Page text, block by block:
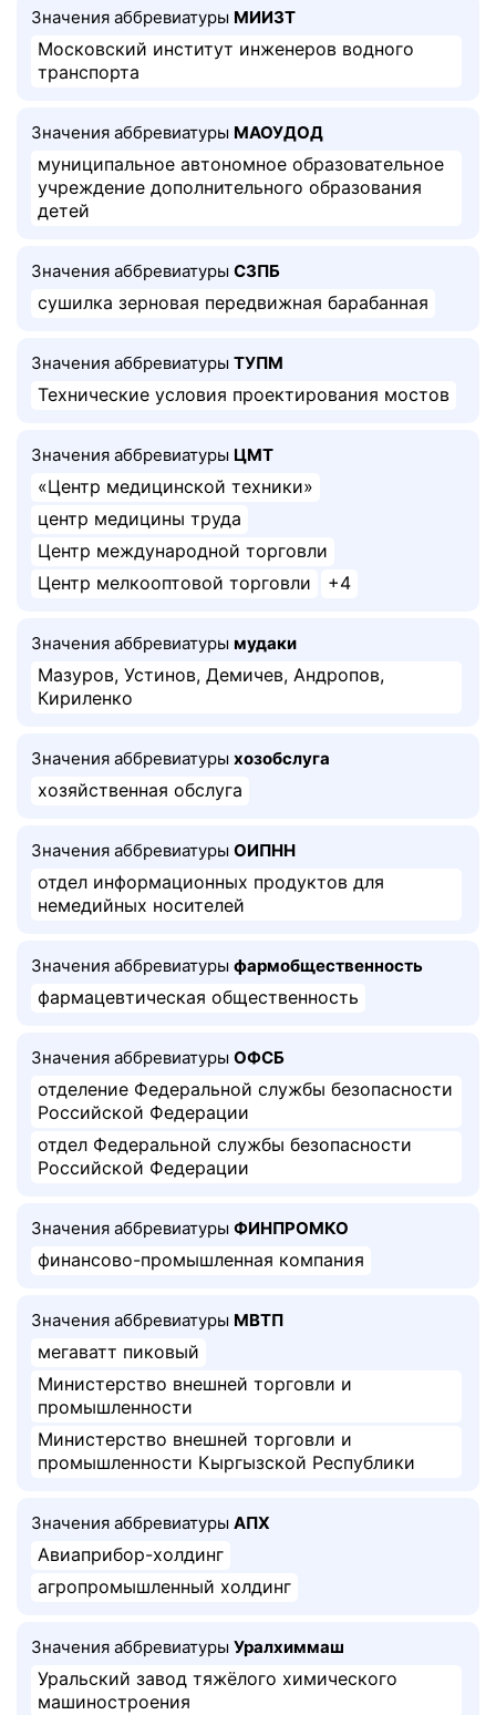
Значения аббревиатуры МИИЗТ
Московский институт инженеров водного
транспорта
Значения аббревиатуры МАОУДОД
муниципальное автономное образовательное
учреждение дополнительного образования
детей
Значения аббревиатуры СЗПБ
сушилка зерновая передвижная барабанная
Значения аббревиатуры ТУПМ
Технические условия проектирования мостов
Значения аббревиатуры ЦМТ
«Центр медицинской техники»
центр медицины труда
Центр международной торговли
Центр мелкооптовой торговли
+4
Значения аббревиатуры мудаки
Мазуров, Устинов, Демичев, Андропов,
Кириленко
Значения аббревиатуры хозобслуга
хозяйственная обслуга
Значения аббревиатуры ОИПНН
отдел информационных продуктов для
немедийных носителей
Значения аббревиатуры фармобщественность
фармацевтическая общественность
Значения аббревиатуры ОФСБ
отделение Федеральной службы безопасности
Российской Федерации
отдел Федеральной службы безопасности
Российской Федерации
Значения аббревиатуры ФИНПРОМКО
финансово-промышленная компания
Значения аббревиатуры МВТП
мегаватт пиковый
Министерство внешней торговли и
промышленности
Министерство внешней торговли и
промышленности Кыргызской Республики
Значения аббревиатуры АПХ
Авиаприбор-холдинг
агропромышленный холдинг
Значения аббревиатуры Уралхиммаш
Уральский завод тяжёлого химического
машиностроения